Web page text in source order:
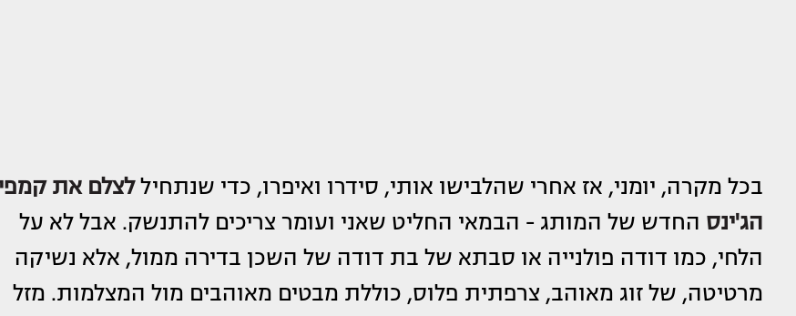
בכל מקרה, יומני, אז אחרי שהלבישו אותי, סידרו ואיפרו, כדי שנתחיללצלם את
הג'ינס החדש של המותג - הבמאי החליט שאני ועומר צריכים להתנשק. אבל לא על
הלחי, כמו דודה פולנייה או סבתא של בת דודה של השכן בדירה ממול, אלא נשיקה
מרטיטה, של זוג מאוהב, צרפתית פלוס, כוללת מבטים מאוהבים מול המצלמות. מזל